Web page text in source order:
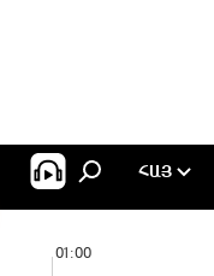
ՀԱՅ
01:00